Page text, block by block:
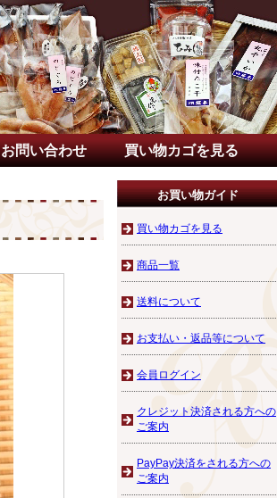
お問い合わせ 買い物カゴを見る
お買い物ガイド
買い物カゴを見る
商品一覧
送料について
お支払い・返品等について
会員ログイン
クレジット決済される方への
ご案内
PayPay決済をされる方への
ご案内